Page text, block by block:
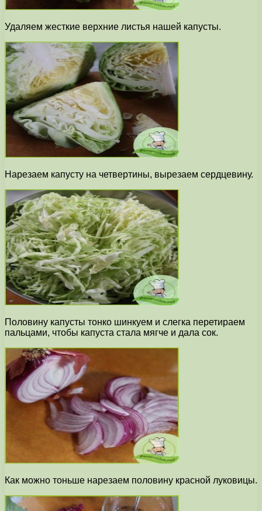
Удаляем жесткие верхние листья нашей капусты.
Нарезаем капусту на четвертины, вырезаем сердцевину.
Половину капусты тонко шинкуем и слегка перетираем
пальцами, чтобы капуста стала мягче и дала сок.
Как можно тоньше нарезаем половину красной луковицы.